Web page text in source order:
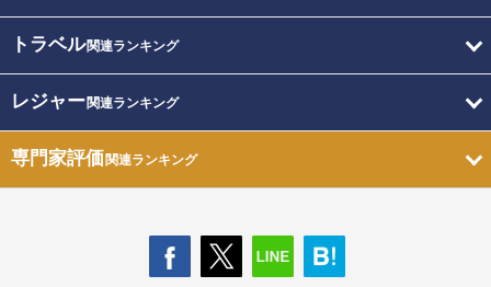
トラベル関連ランキング
レジャー関連ランキング
専門家評価関連ランキング